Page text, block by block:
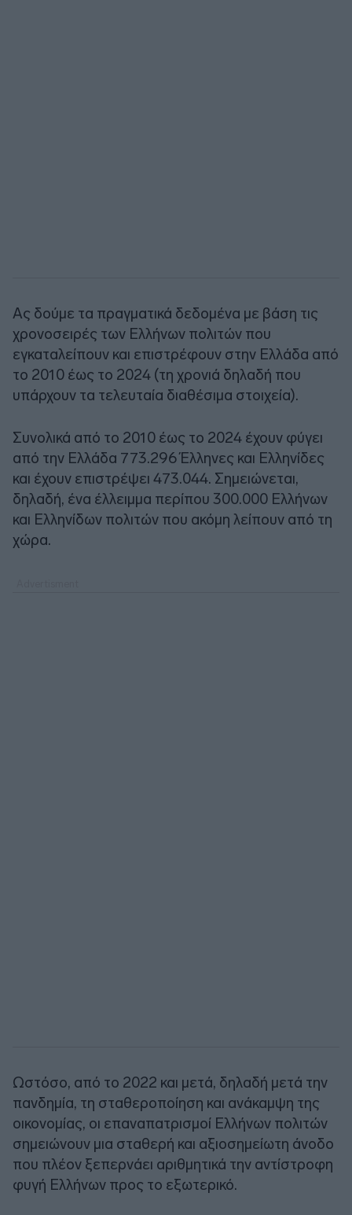
Ας δούμε τα πραγματικά δεδομένα με βάση τις
χρονοσειρές των Ελλήνων πολιτών που
εγκαταλείπουν και επιστρέφουν στην Ελλάδα από
το 2010 έως το 2024 (τη χρονιά δηλαδή που
υπάρχουν τα τελευταία διαθέσιμα στοιχεία).
Συνολικά από το 2010 έως το 2024 έχουν φύγει
από την Ελλάδα 773.296 Έλληνες και Ελληνίδες
και έχουν επιστρέψει 473.044. Σημειώνεται,
δηλαδή, ένα έλλειμμα περίπου 300.000 Ελλήνων
και Ελληνίδων πολιτών που ακόμη λείπουν από τη
χώρα.
Ωστόσο, από το 2022 και μετά, δηλαδή μετά την
πανδημία, τη σταθεροποίηση και ανάκαμψη της
οικονομίας, οι επαναπατρισμοί Ελλήνων πολιτών
σημειώνουν μια σταθερή και αξιοσημείωτη άνοδο
που πλέον ξεπερνάει αριθμητικά την αντίστροφη
φυγή Ελλήνων προς το εξωτερικό.